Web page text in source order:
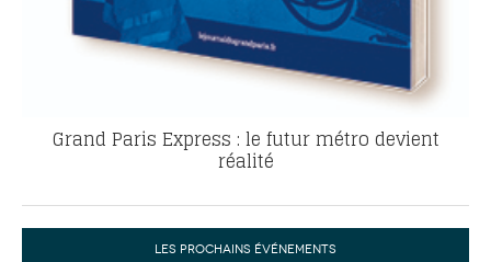
Grand Paris Express : le futur métro devient
réalité
LES PROCHAINS ÉVÉNEMENTS